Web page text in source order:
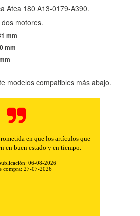
Atea 180 A13-0179-A390.
motores.
mm
mm
modelos compatibles más abajo.
en que los artículos que
en buen estado y en tiempo.
06-08-2026
compra: 27-07-2026